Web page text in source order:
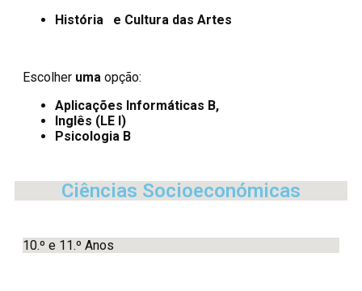
História e Cultura das Artes
Escolher uma opção:
Aplicações Informáticas B,
Inglês (LE I)
Psicologia B
Ciências Socioeconómicas
10.º e 11.º Anos